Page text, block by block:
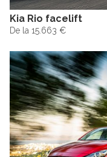
Kia Rio facelift
De la 15.663 €